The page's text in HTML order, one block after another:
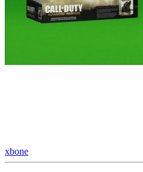
xbone